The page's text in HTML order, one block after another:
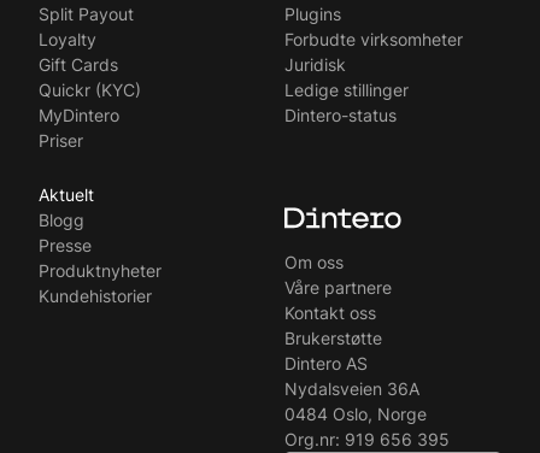
Split Payout
Loyalty
Gift Cards
Quickr (KYC)
MyDintero
Priser
Plugins
Forbudte virksomheter
Juridisk
Ledige stillinger
Dintero-status
Aktuelt
Blogg
Presse
Produktnyheter
Kundehistorier
Om oss
Våre partnere
Kontakt oss
Brukerstøtte
Dintero AS
Nydalsveien 36A
‍0484 Oslo, Norge
Org.nr: 919 656 395